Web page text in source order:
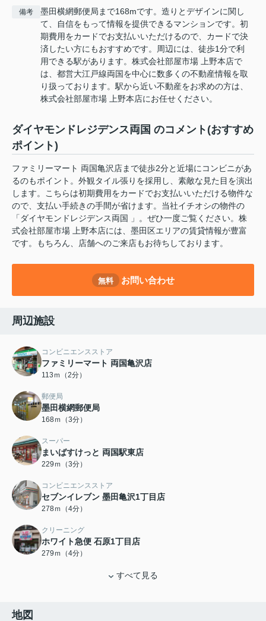
備考
墨田横網郵便局まで168mです。造りとデザインに関し
て、自信をもって情報を提供できるマンションです。初
期費用をカードでお支払いいただけるので、カードで決
済したい方にもおすすめです。周辺には、徒歩1分で利
用できる駅があります。株式会社部屋市場 上野本店で
は、都営大江戸線両国を中心に数多くの不動産情報を取
り扱っております。駅から近い不動産をお求めの方は、
株式会社部屋市場 上野本店にお任せください。
ダイヤモンドレジデンス両国 のコメント(おすすめ
ポイント)
ファミリーマート 両国亀沢店まで徒歩2分と近場にコンビニがあ
るのもポイント。外観タイル張りを採用し、素敵な見た目を演出
します。こちらは初期費用をカードでお支払いいただける物件な
ので、支払い手続きの手間が省けます。当社イチオシの物件の
「ダイヤモンドレジデンス両国 」。ぜひ一度ご覧ください。株
式会社部屋市場 上野本店には、墨田区エリアの賃貸情報が豊富
です。もちろん、店舗へのご来店もお待ちしております。
無料 お問い合わせ
周辺施設
コンビニエンスストア
ファミリーマート 両国亀沢店
113ｍ（2分）
郵便局
墨田横網郵便局
168ｍ（3分）
スーパー
まいばすけっと 両国駅東店
229ｍ（3分）
コンビニエンスストア
セブンイレブン 墨田亀沢1丁目店
278ｍ（4分）
クリーニング
ホワイト急便 石原1丁目店
279ｍ（4分）
すべて見る
地図